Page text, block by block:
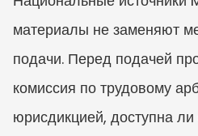
материалы не заменяют
подачи. Перед подачей
комиссия по трудовому
юрисдикцией, доступна